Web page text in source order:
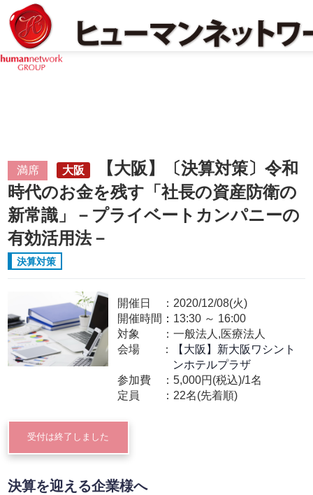
満席 大阪
【大阪】〔決算対策〕令和
時代のお金を残す「社長の資産防衛の
新常識」－プライベートカンパニーの
有効活用法－
決算対策
開催日
2020/12/08(火)
開催時間： 13:30～ 16:00
対象
一般法人,医療法人
会場
【大阪】新大阪ワシント
ンホテルプラザ
参加費
5,000円(税込)/1名
定員
22名(先着順)
受付は終了しました
決算を迎える企業様へ